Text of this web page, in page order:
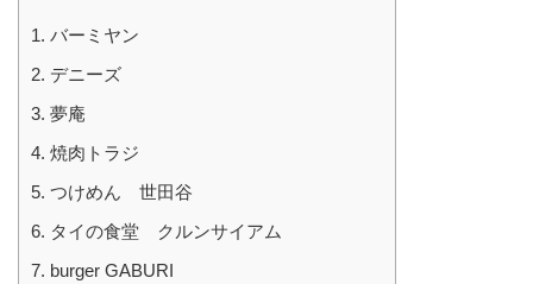
1. バーミヤン
2. デニーズ
3. 夢庵
4. 焼肉トラジ
5. つけめん 世田谷
6. タイの食堂 クルンサイアム
7. burger GABURI